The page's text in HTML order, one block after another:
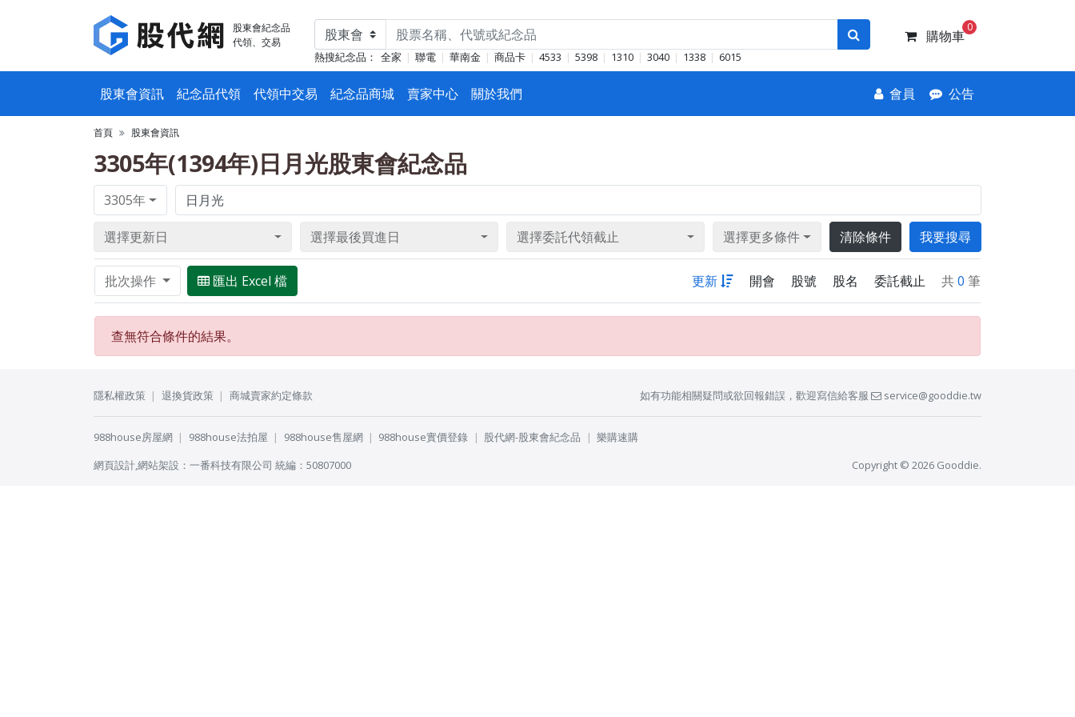
股東會紀念品
代領、交易
熱搜紀念品： 全家 聯電 華南金 商品卡 4533 5398 1310 3040 1338 6015
購物車
0
股東會資訊 紀念品代領 代領中交易 紀念品商城 賣家中心 關於我們 會員 公告
首頁 股東會資訊
3305年(1394年)日月光股東會紀念品
3305年
選擇更新日 選擇最後買進日 選擇委託代領截止 選擇更多條件 清除條件 我要搜尋
批次操作 匯出 Excel 檔 更新 開會 股號 股名 委託截止 共0 筆
查無符合條件的結果。
隱私權政策 退換貨政策 商城賣家約定條款 如有功能相關疑問或欲回報錯誤，歡迎寫信給客服 service@gooddie.tw
988house房屋網 988house法拍屋 988house售屋網 988house實價登錄 股代網-股東會紀念品
樂購速購
網頁設計,網站架設 ： 一番科技有限公司 統編：50807000 Copyright © 2026 Gooddie.